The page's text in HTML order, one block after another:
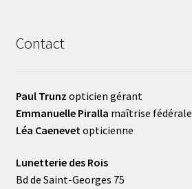
Contact
Paul Trunz opticien gérant
Emmanuelle Piralla maîtrise fédérale
Léa Caenevet opticienne
Lunetterie des Rois
Bd de Saint-Georges 75